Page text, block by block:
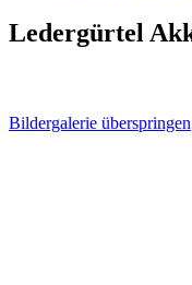
Ledergürtel
Bildergalerie überspringen